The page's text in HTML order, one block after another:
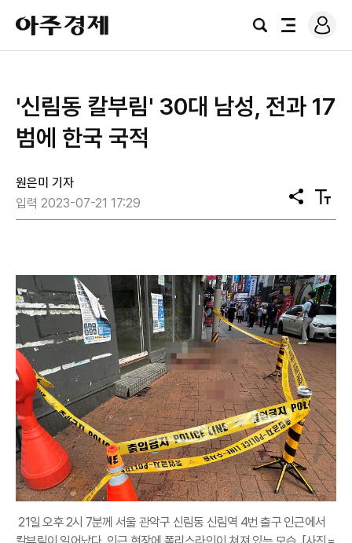
아
주
경
검
전
로
그
'신림동 칼부림' 30대 남성, 전과 17
범에 한국 국적
원은미 기자
입력 2023-07-21 17:29
공
유
텍
스
21일 오후 2시 7분께 서울 관악구 신림동 신림역 4번 출구 인근에서